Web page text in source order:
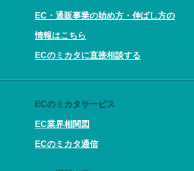
EC・通販事業の始め方・伸ばし方の
情報はこちら
ECのミカタに直接相談する
ECのミカタサービス
EC業界相関図
ECのミカタ通信